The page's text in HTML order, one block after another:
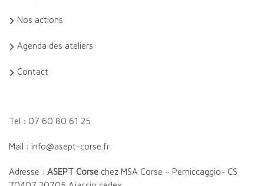
Nos actions
Agenda des ateliers
Contact
Tel : 07 60 80 61 25
Mail : info@asept-corse.fr
Adresse : ASEPT Corse chez MSA Corse – Perniccaggio- CS